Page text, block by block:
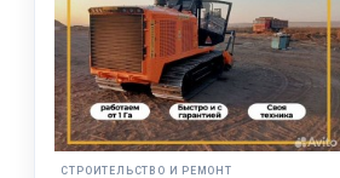
СТРОИТЕЛЬСТВО И РЕМОНТ